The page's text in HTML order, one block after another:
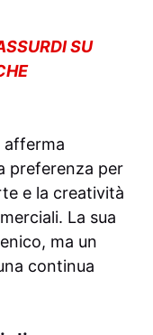
SU
afferma
preferenza per
e la creatività
La sua
ma un
continua